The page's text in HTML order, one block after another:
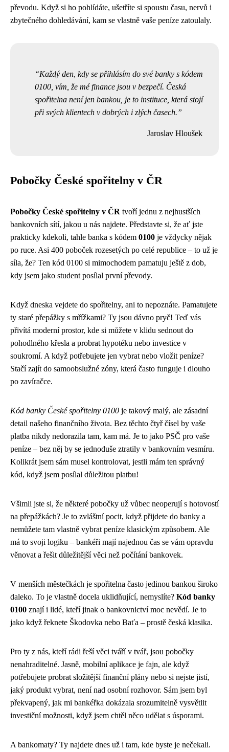
převodu. Když si ho pohlídáte, ušetříte si spoustu času, nervů i
zbytečného dohledávání, kam se vlastně vaše peníze zatoulaly.
Každý den, kdy se přihlásím do své banky s kódem
0100, vím, že mé finance jsou v bezpečí. Česká
spořitelna není jen bankou, je to instituce, která stojí
při svých klientech v dobrých i zlých časech.
Jaroslav Hloušek
Pobočky České spořitelny v ČR
Pobočky České spořitelny v ČR tvoří jednu z nejhustších
bankovních sítí, jakou u nás najdete. Představte si, že ať jste
prakticky kdekoli, tahle banka s kódem 0100 je vždycky nějak
po ruce. Asi 400 poboček rozesetých po celé republice – to už je
síla, že? Ten kód 0100 si mimochodem pamatuju ještě z dob,
kdy jsem jako student posílal první převody.
Když dneska vejdete do spořitelny, ani to nepoznáte. Pamatujete
ty staré přepážky s mřížkami? Ty jsou dávno pryč! Teď vás
přivítá moderní prostor, kde si můžete v klidu sednout do
pohodlného křesla a probrat hypotéku nebo investice v
soukromí. A když potřebujete jen vybrat nebo vložit peníze?
Stačí zajít do samoobslužné zóny, která často funguje i dlouho
po zavíračce.
Kód banky České spořitelny 0100 je takový malý, ale zásadní
detail našeho finančního života. Bez těchto čtyř čísel by vaše
platba nikdy nedorazila tam, kam má. Je to jako PSČ pro vaše
peníze – bez něj by se jednoduše ztratily v bankovním vesmíru.
Kolikrát jsem sám musel kontrolovat, jestli mám ten správný
kód, když jsem posílal důležitou platbu!
Všimli jste si, že některé pobočky už vůbec neoperují s hotovostí
na přepážkách? Je to zvláštní pocit, když přijdete do banky a
nemůžete tam vlastně vybrat peníze klasickým způsobem. Ale
má to svoji logiku – bankéři mají najednou čas se vám opravdu
věnovat a řešit důležitější věci než počítání bankovek.
V menších městečkách je spořitelna často jedinou bankou široko
daleko. To je vlastně docela uklidňující, nemyslíte? Kód banky
0100 znají i lidé, kteří jinak o bankovnictví moc nevědí. Je to
jako když řeknete Škodovka nebo Baťa – prostě česká klasika.
Pro ty z nás, kteří rádi řeší věci tváří v tvář, jsou pobočky
nenahraditelné. Jasně, mobilní aplikace je fajn, ale když
potřebujete probrat složitější finanční plány nebo si nejste jistí,
jaký produkt vybrat, není nad osobní rozhovor. Sám jsem byl
překvapený, jak mi bankéřka dokázala srozumitelně vysvětlit
investiční možnosti, když jsem chtěl něco udělat s úsporami.
A bankomaty? Ty najdete dnes už i tam, kde byste je nečekali.